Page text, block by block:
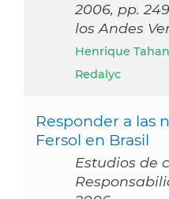
2006, pp.
los Andes
Henrique
Redalyc
Responder a las
Fersol en Brasil
Estudios de